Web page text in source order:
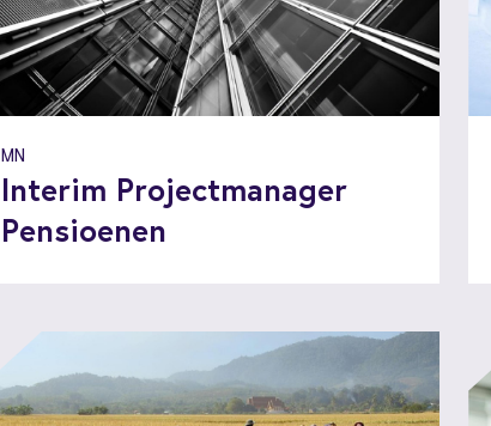
MN
Interim Projectmanager
Pensioenen